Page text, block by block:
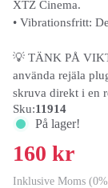
XTZ Cinema.
• Vibrationsfritt:
💡 TÄNK PÅ
använda rejäla
skruva direkt i en
Sku:11914
På lager!
160 kr
Inklusive Moms